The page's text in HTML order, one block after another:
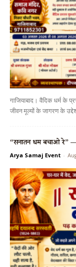
गाजियाबाद। वैदिक धर्म के
जीवन मूल्यों के जागरण के
“सनातन धर्म बचाओ रे”
Arya Samaj Event -